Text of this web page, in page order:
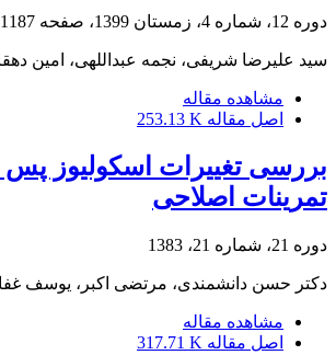
دوره 12، شماره 4، زمستان 1399، صفحه 1187-1201
سید علیرضا شریفی، نجمه عبداللهی، امین
مشاهده مقاله
اصل مقاله 253.13 K
بررسی تغییرات اسکولیوز پس
تمرینات اصلاحی
دوره 21، شماره 21، 1383
دکتر حسن دانشمندی، مرتضی اکبر، یوسف
مشاهده مقاله
اصل مقاله 317.71 K